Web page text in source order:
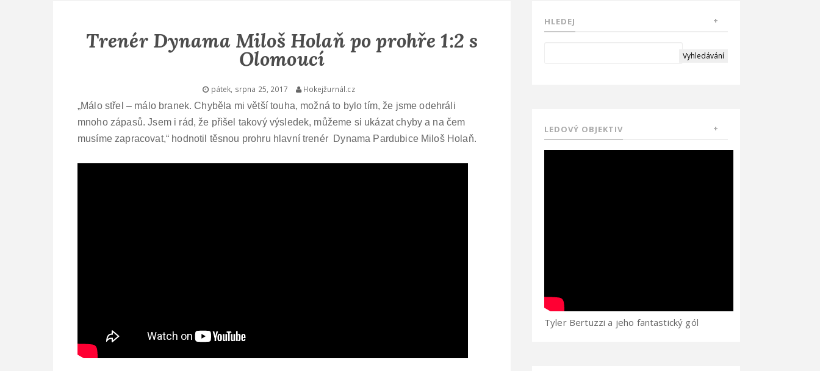
Trenér Dynama Miloš Holaň po prohře 1:2 s
Olomoucí
pátek, srpna 25, 2017 Hokejžurnál.cz
„Málo střel – málo branek. Chyběla mi větší touha, možná to bylo tím, že jsme odehráli
mnoho zápasů. Jsem i rád, že přišel takový výsledek, můžeme si ukázat chyby a na čem
musíme zapracovat,“ hodnotil těsnou prohru hlavní trenér Dynama Pardubice Miloš Holaň.
HLEDEJ
LEDOVÝ OBJEKTIV
Tyler Bertuzzi a jeho fantastický gól